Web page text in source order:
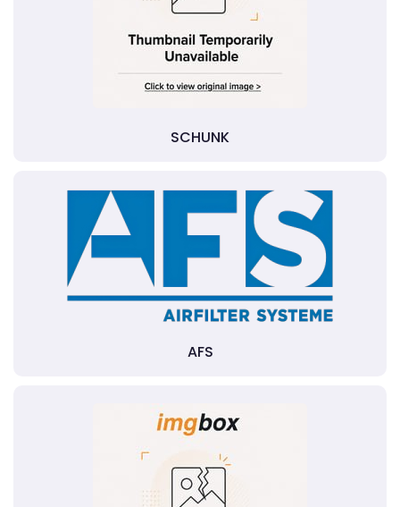
SCHUNK
AFS